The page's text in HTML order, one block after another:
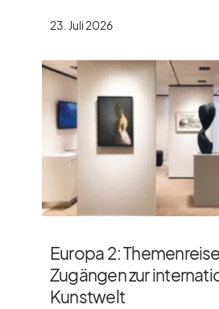
23. Juli 2026
Europa 2:
Zugängen zur
Kunstwelt